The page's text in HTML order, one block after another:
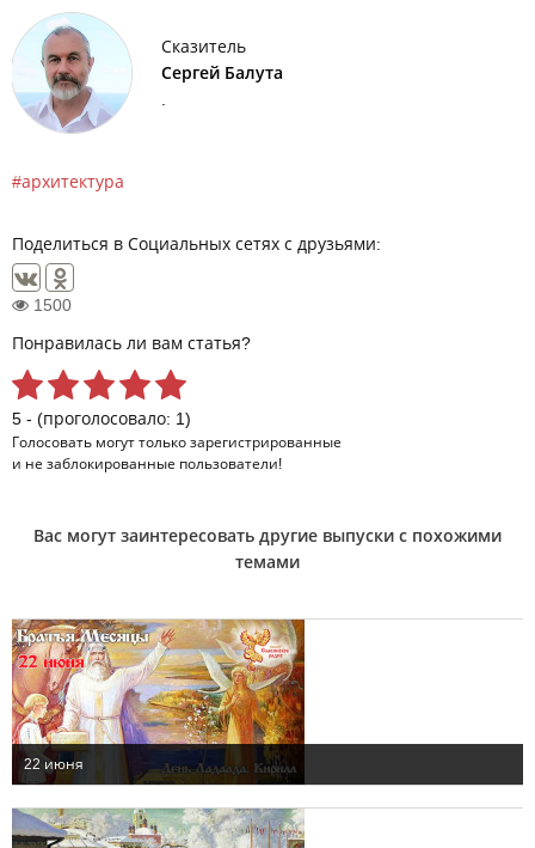
Сказитель
Сергей Балута
архитектура
Поделиться в Социальных сетях с друзьями:
1500
Понравилась ли вам статья?
5 - (проголосовало: 1)
Голосовать могут только зарегистрированные
и не заблокированные пользователи!
Вас могут заинтересовать другие выпуски с похожими
темами